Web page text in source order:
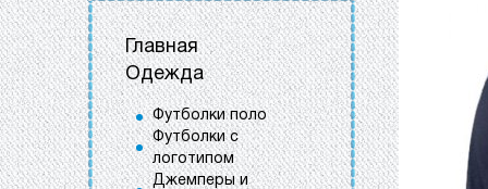
Главная
Одежда
Футболки поло
Футболки с
логотипом
Джемперы и